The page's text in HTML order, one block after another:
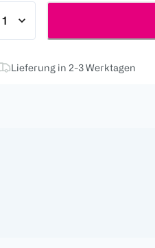
Lieferung in 2-3 Werktagen